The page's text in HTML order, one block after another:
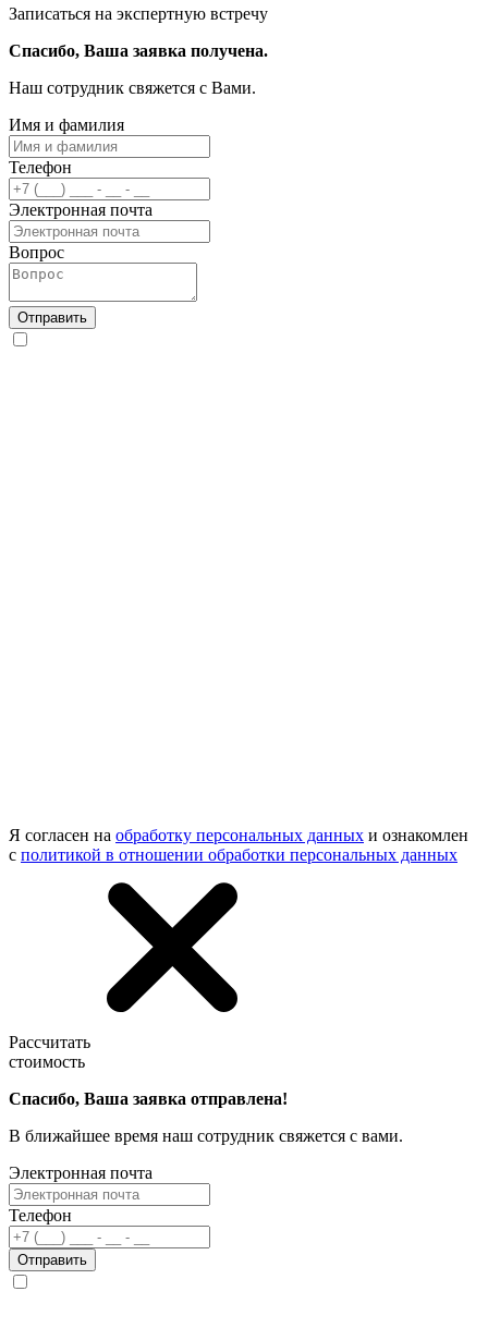
Записаться на экспертную встречу
Спасибо, Ваша заявка получена.
Наш сотрудник свяжется с Вами.
Имя и фамилия
Телефон
Электронная почта
Вопрос
Отправить
Я согласен на обработку персональных данных и ознакомлен
с политикой в отношении обработки персональных данных
Рассчитать
стоимость
Спасибо, Ваша заявка отправлена!
В ближайшее время наш сотрудник свяжется с вами.
Электронная почта
Телефон
Отправить